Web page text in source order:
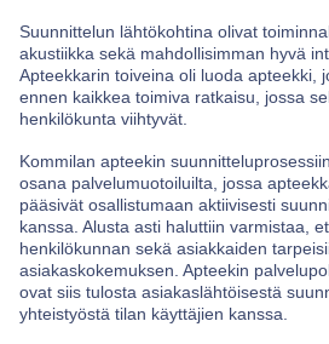
Suunnittelun lähtökohtina olivat
akustiikka sekä mahdollisimman hyvä
Apteekkarin toiveina oli luoda apteekki,
ennen kaikkea toimiva ratkaisu, jossa
henkilökunta viihtyvät.
Kommilan apteekin
osana palvelumuotoiluilta, jossa
pääsivät osallistumaan aktiivisesti
kanssa. Alusta asti haluttiin varmistaa,
henkilökunnan sekä asiakkaiden
asiakaskokemuksen. Apteekin
ovat siis tulosta asiakaslähtöisestä
yhteistyöstä tilan käyttäjien kanssa.